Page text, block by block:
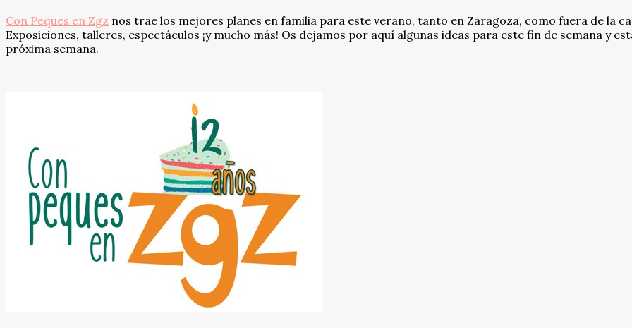
Con Peques en Zgz nos trae los mejores planes en familia para este verano, tanto en Zaragoza, como fuera de la
Exposiciones, talleres, espectáculos ¡y mucho más! Os dejamos por aquí algunas ideas para este fin de semana y
próxima semana.